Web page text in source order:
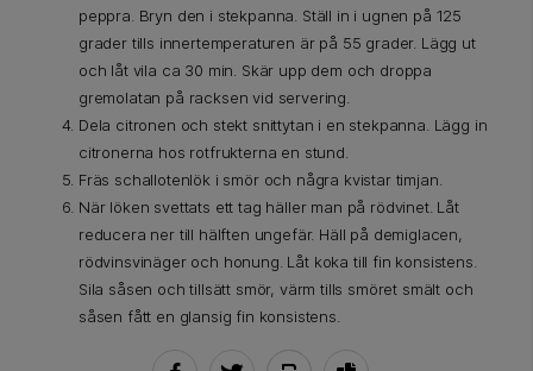
peppra. Bryn den i stekpanna. Ställ in i ugnen på 125
grader tills innertemperaturen är på 55 grader. Lägg ut
och låt vila ca 30 min. Skär upp dem och droppa
gremolatan på racksen vid servering.
Dela citronen och stekt snittytan i en stekpanna. Lägg in
citronerna hos rotfrukterna en stund.
Fräs schallotenlök i smör och några kvistar timjan.
När löken svettats ett tag häller man på rödvinet. Låt
reducera ner till hälften ungefär. Häll på demiglacen,
rödvinsvinäger och honung. Låt koka till fin konsistens.
Sila såsen och tillsätt smör, värm tills smöret smält och
såsen fått en glansig fin konsistens.